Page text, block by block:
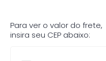
Para ver o valor do frete,
insira seu CEP abaixo: